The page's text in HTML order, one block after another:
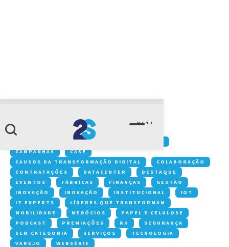
MENU
humano 2.0
ACONTECE NA 2S
CAMPANHAS
CASE
CAUSOS DA TRANSFORMAÇÃO DIGITAL
COLABORAÇÃO
CONTRATAÇÕES
DATACENTER
DESTAQUE
EVENTOS
FÁBRICAS FINANÇAS
GESTÃO
INOVAÇÃO
INOVAÇÃO INSTITUCIONAL
IOT
IT EXPERTS
LÍDERES QUE TRANSFORMAM
MOBILIDADE
NEGÓCIOS
PAPEL E CELULOSE
PODCAST
PREMIAÇÕES RH
SEGURANÇA
SEM CATEGORIA
SERVIÇOS
TECNOLOGIA
VAREJO
WEBSÉRIE